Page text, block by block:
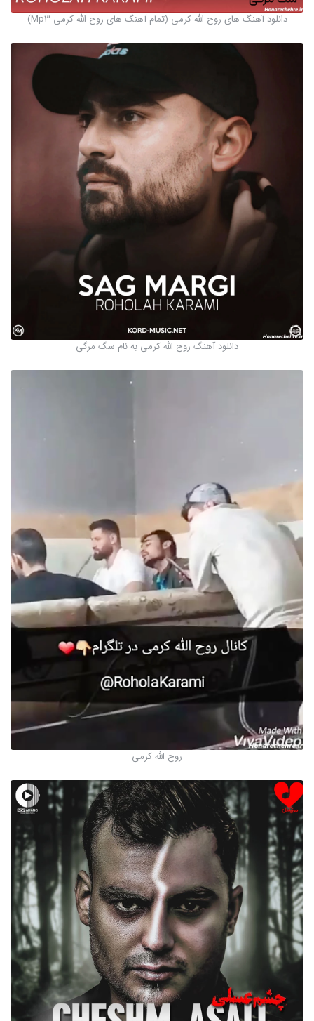
دانلود آهنگ های روح الله کرمی (تمام آهنگ های روح الله کرمی Mp3)
دانلود آهنگ روح الله کرمی به نام سگ مرگی
روح الله کرمی